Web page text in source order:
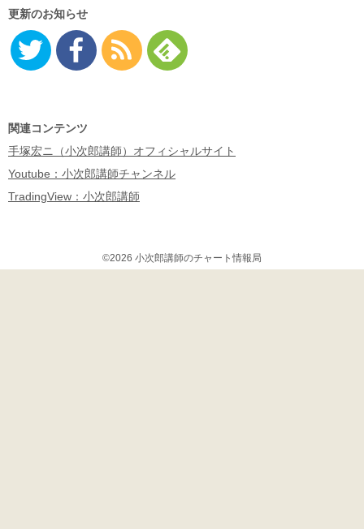
更新のお知らせ
関連コンテンツ
手塚宏ニ（小次郎講師）オフィシャルサイト
Youtube：小次郎講師チャンネル
TradingView：小次郎講師
©2026 小次郎講師のチャート情報局